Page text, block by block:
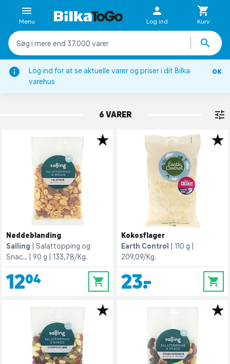
Log ind for at se aktuelle varer og priser i dit Bilka
varehus
OK
Menu Log ind Kurv
Nødder, kerner & frø
SALATTOPPING & MIXPOSER
6 VARER
Nøddeblanding
Salling
Salattopping og
Snac...
90 g 133,78/Kg.
12,04 0
Kokosflager
Earth Control
110 g
209,09/Kg.
23,- 0